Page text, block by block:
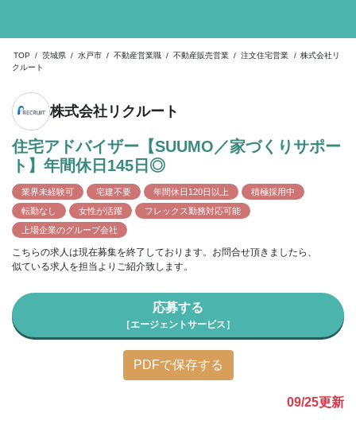
TOP / 茨城県 / 水戸市 / 不動産営業職 / 不動産販売営業 / 注文住宅営業 / 株式会社リ
クルート
株式会社リクルート
住宅アドバイザー【SUUMO／家づくりサポー
ト】年間休日145日◎
業界未経験可 宅建不要 年間休日120日以上
積極採用中
転勤なし
女性が活躍
フレックス勤務対応可能
上場企業のグループ会社
こちらの求人は現在募集を終了しております。お問合せ頂きましたら、
似ている求人を担当よりご紹介致します。
応募する
［エージェントサービス］
PDFで保存する
09/25更新